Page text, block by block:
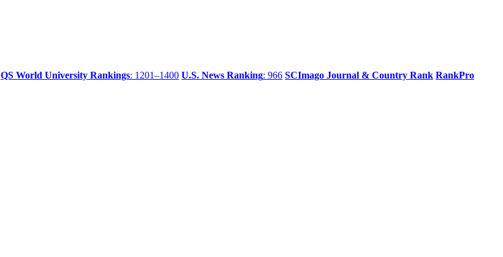
QS World University Rankings: 1201–1400 U.S. News Ranking: 966 SCImago Journal & Country Rank RankPro